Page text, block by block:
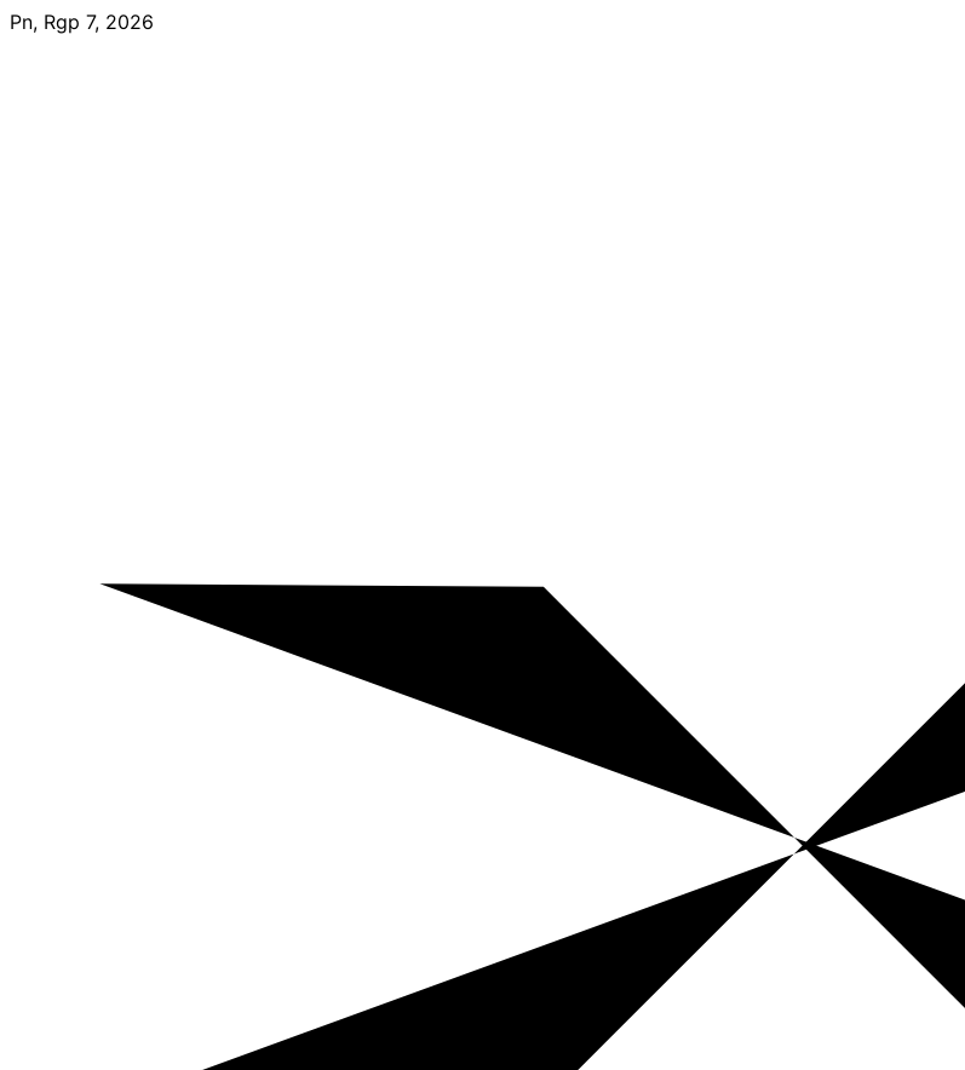
Skip
Pn, Rgp 7, 2026